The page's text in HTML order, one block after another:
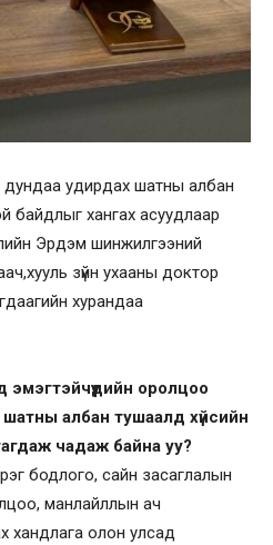
дундаа удирдах шатны албан
байдлыг хангах асуудлаар
Эрдэм шинжилгээний
зүйн ухааны доктор
хурандаа
оролцоо
албан тушаалд хүйсийн
чадаж байна уу?
бодлого, сайн засаглалын
манлайллын ач
хандлага олон улсад